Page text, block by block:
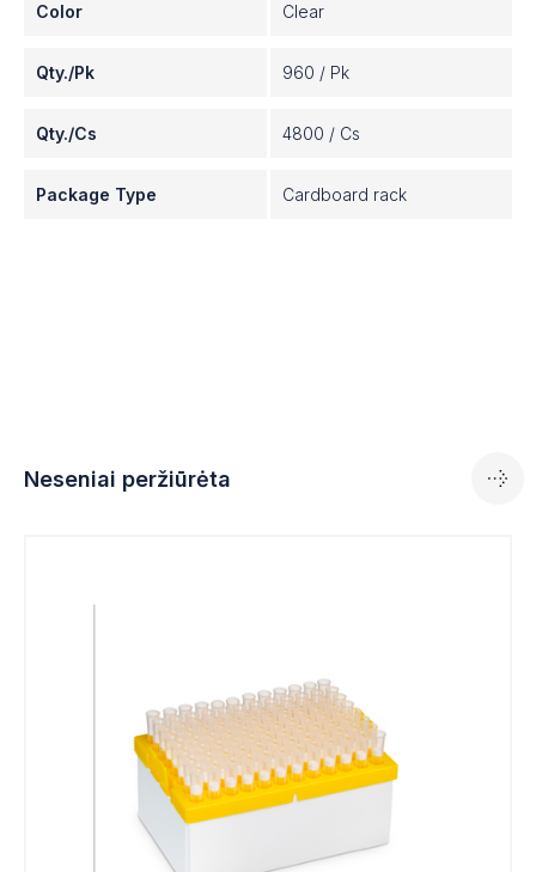
Color Clear
Qty./Pk 960 / Pk
Qty./Cs 4800 / Cs
Package Type Cardboard rack
Neseniai peržiūrėta